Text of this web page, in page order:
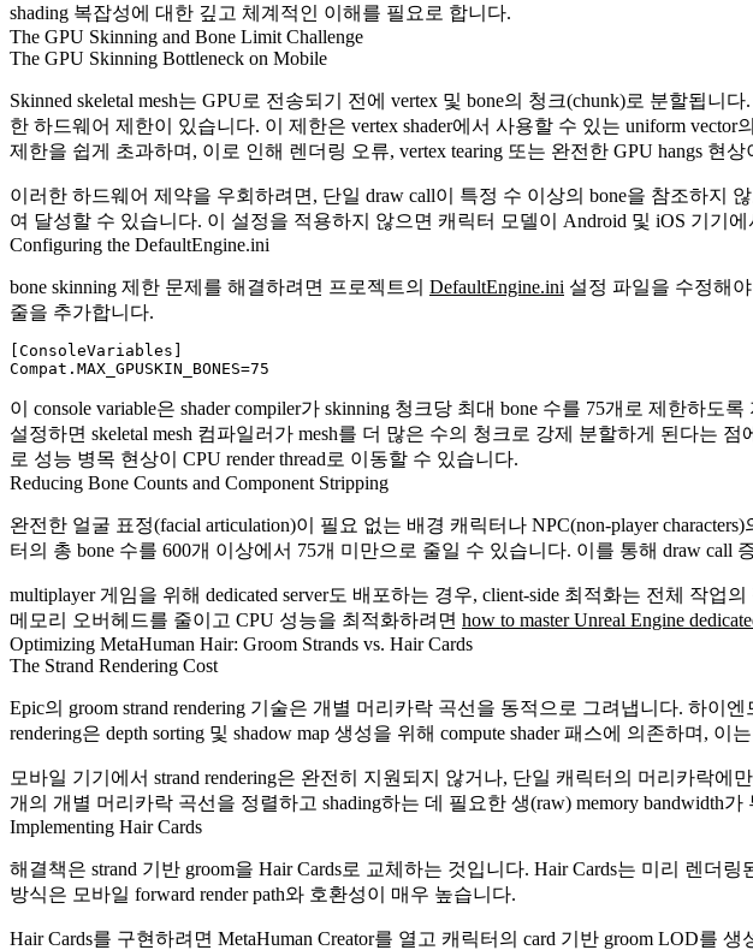
shading 복잡성에 대한 깊고 체계적인 이해를 필요로 합니다.
The GPU Skinning and Bone Limit Challenge
The GPU Skinning Bottleneck on Mobile
Skinned skeletal mesh는 GPU로 전송되기 전에 vertex 및 bone의 청크(chunk)로 분할됩
한 하드웨어 제한이 있습니다. 이 제한은 vertex shader에서 사용할 수 있는 uniform
제한을 쉽게 초과하며, 이로 인해 렌더링 오류, vertex tearing 또는 완전한 GPU hangs 현
이러한 하드웨어 제약을 우회하려면, 단일 draw call이 특정 수 이상의 bone을 참조하지
여 달성할 수 있습니다. 이 설정을 적용하지 않으면 캐릭터 모델이 Android 및 iOS 기기
Configuring the DefaultEngine.ini
bone skinning 제한 문제를 해결하려면 프로젝트의 DefaultEngine.ini 설정 파일을 수정해
줄을 추가합니다.
[ConsoleVariables]
이 console variable은 shader compiler가 skinning 청크당 최대 bone 수를 75개로 제한하
설정하면 skeletal mesh 컴파일러가 mesh를 더 많은 수의 청크로 강제 분할하게 된다는
로 성능 병목 현상이 CPU render thread로 이동할 수 있습니다.
Reducing Bone Counts and Component Stripping
완전한 얼굴 표정(facial articulation)이 필요 없는 배경 캐릭터나 NPC(non-player
터의 총 bone 수를 600개 이상에서 75개 미만으로 줄일 수 있습니다. 이를 통해 draw call
multiplayer 게임을 위해 dedicated server도 배포하는 경우, client-side 최적화는 전체 작
메모리 오버헤드를 줄이고 CPU 성능을 최적화하려면 how to master Unreal Engine
Optimizing MetaHuman Hair: Groom Strands vs. Hair Cards
The Strand Rendering Cost
Epic의 groom strand rendering 기술은 개별 머리카락 곡선을 동적으로 그려냅니다. 하
rendering은 depth sorting 및 shadow map 생성을 위해 compute shader 패스에 의존하며,
모바일 기기에서 strand rendering은 완전히 지원되지 않거나, 단일 캐릭터의 머리카락
개의 개별 머리카락 곡선을 정렬하고 shading하는 데 필요한 생(raw) memory bandwidth가
Implementing Hair Cards
해결책은 strand 기반 groom을 Hair Cards로 교체하는 것입니다. Hair Cards는 미리 렌
방식은 모바일 forward render path와 호환성이 매우 높습니다.
Hair Cards를 구현하려면 MetaHuman Creator를 열고 캐릭터의 card 기반 groom LOD를